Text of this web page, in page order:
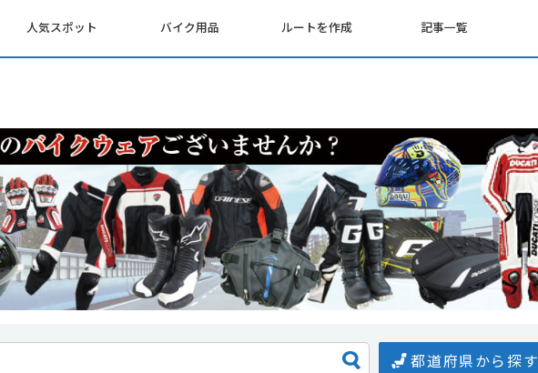
人気スポット バイク用品 ルートを作成 記事一覧
都道府県から探す